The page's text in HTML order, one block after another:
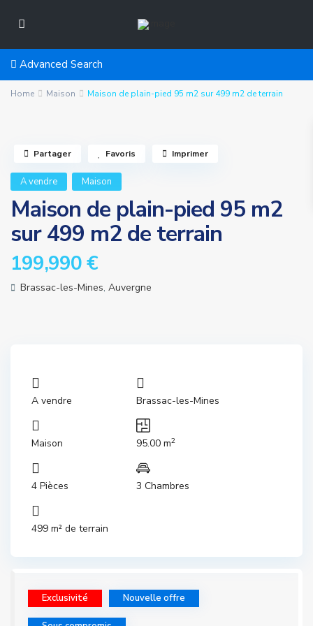
Advanced Search
Home Maison Maison de plain-pied 95 m2 sur 499 m2 de terrain
A vendre Maison
Maison de plain-pied 95 m2
sur 499 m2 de terrain
199,990 €
Brassac-les-Mines, Auvergne
Partager Favoris Imprimer
A vendre Brassac-les-Mines
Maison 95.00 m2
4 Pièces 3 Chambres
499 m² de terrain
Exclusivité Nouvelle offre